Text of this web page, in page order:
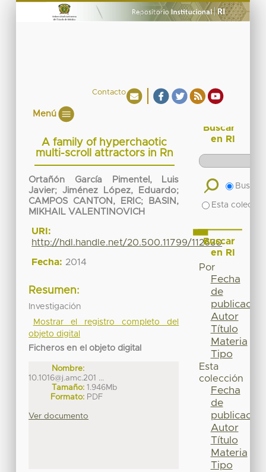
Contacto
Menú
A family of hyperchaotic
multi-scroll attractors in Rn
Ortañón García Pimentel, Luis
Javier;Jiménez López, Eduardo;
CAMPOS CANTON, ERIC;
BASIN,
MIKHAIL VALENTINOVICH
URI:
http://hdl.handle.net/20.500.11799/112630
Fecha: 2014
Resumen:
Investigación
Mostrar el registro completo del
objeto digital
Ficheros en el objeto digital
Nombre:
10.1016@j.amc.201 ...
Tamaño: 1.946Mb
Formato: PDF
Ver documento
Buscar
en RI
Buscar
Esta
Buscar
en RI
Por
Fecha
de
publicación
Autor
Título
Materia
Tipo
Esta
colección
Fecha
de
publicación
Autor
Título
Materia
Tipo